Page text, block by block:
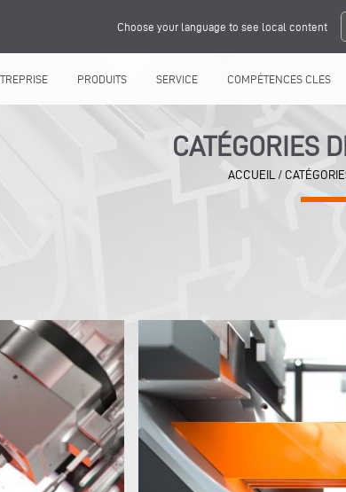
Choose your language to see local content
PRODUITS SERVICE COMPÉTENCES CLES
CATÉGORIES
ACCUEIL /